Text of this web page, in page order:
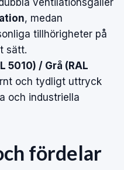
, medan
tillhörigheter på
sätt.
5010) / Grå (RAL
och tydligt uttryck
och industriella
fördelar